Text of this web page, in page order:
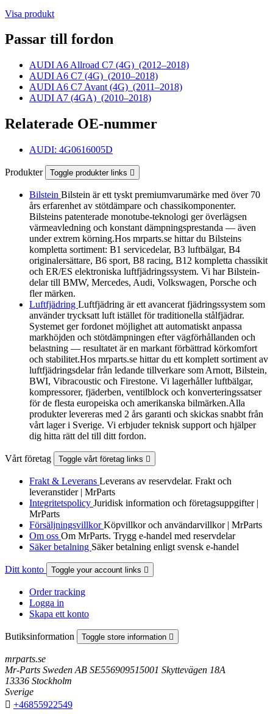
Visa produkt
Passar till fordon
AUDI A6 Allroad C7 (4G) (2012–2018)
AUDI A6 C7 (4G) (2010–2018)
AUDI A6 C7 Avant (4G) (2011–2018)
AUDI A7 (4GA) (2010–2018)
Relaterade OE-nummer
AUDI: 4G0616005D
Produkter Toggle produkter links 
Bilstein Bilstein är ett tyskt premiumvarumärke med över 70
års erfarenhet av stötdämpare och chassikomponenter.
Bilsteins patenterade monotube-teknologi ger överlägsen
värmeavledning och konstant dämpningsprestanda — även
under extrem körning.Hos mrparts.se hittar du Bilsteins
kompletta sortiment: B1 servicedelar, B3 luftbälgar, B4
originalersättare, B6 sport, B8 racing, B12 kompletta chassikit
och ER/ES elektroniska luftfjädringssystem. Vi har Bilstein-
delar till BMW, Mercedes, Audi, Volkswagen, Porsche och
fler märken.
Luftfjädring Luftfjädring är ett avancerat fjädringssystem som
använder trycksatt luft istället för traditionella stålfjädrar.
Systemet ger fordonet möjlighet att automatiskt anpassa
markhöjden och stötdämpningen efter vägförhållanden och
belastning — resultatet är en markant förbättrad körkomfort
och stabilitet.Hos mrparts.se hittar du ett komplett sortiment av
luftfjädringsdelar från ledande tillverkare som Arnott, Bilstein,
BWI, Vibracoustic och Firestone. Vi lagerhåller luftbälgar,
kompressorer, fjäderben, ventilblock och konverteringssatser
för de flesta europeiska och amerikanska bilmärken.Alla
produkter levereras med 2 års garanti och skickas snabbt från
vårt lager i Sverige. Vi erbjuder teknisk support och hjälper
dig hitta rätt del till ditt fordon.
Vårt företag Toggle vårt företag links 
Frakt & Leverans Leverans av reservdelar. Frakt och
leveranstider | MrParts
Integritetspolicy Juridisk information och företagsuppgifter |
MrParts
FörsäljningsvillkorKöpvillkor och användarvillkor | MrParts
Om oss Om MrParts. Trygg e-handel med reservdelar
Säker betalning Säker betalning enligt svensk e-handel
Ditt konto Toggle your account links 
Order tracking
Logga in
Skapa ett konto
Butiksinformation Toggle store information 
mrparts.se
Mr-Parts Sweden AB SE556909515001 Skyttevägen 18A
13336 Stockholm
Sverige
 +46855922549